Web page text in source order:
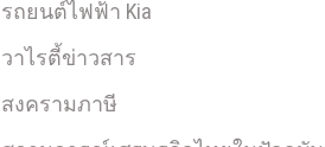
รถยนต์ไฟฟ้า Kia
วาไรตี้ข่าวสาร
สงครามภาษี